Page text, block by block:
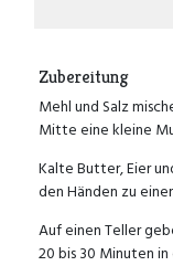
Zubereitung
Mehl und Salz
Mitte eine kleine
Kalte Butter, Eier
den Händen zu
Auf einen Teller
20 bis 30 Minuten